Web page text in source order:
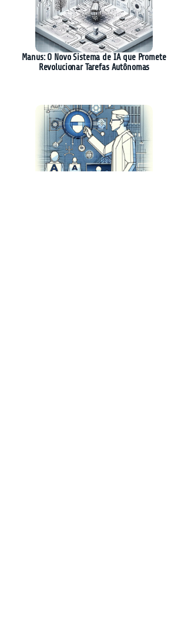
Manus: O Novo Sistema de IA que Promete
Revolucionar Tarefas Autônomas